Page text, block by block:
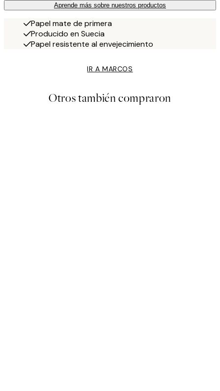
Aprende más sobre nuestros productos
Papel mate de primera
Producido en Suecia
Papel resistente al envejecimiento
IR A MARCOS
Otros también compraron